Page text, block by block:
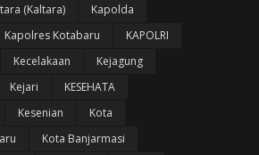
(Kaltara)
Kapolda
Kapolres Kotabaru
KAPOLRI
Kecelakaan
Kejagung
Kejari
KESEHATA
Kesenian
Kota
Kota Banjarmasi